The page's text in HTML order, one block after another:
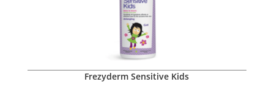
Frezyderm Sensitive Kids